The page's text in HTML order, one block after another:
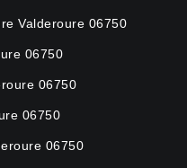
Valderoure 06750
06750
06750
06750
06750